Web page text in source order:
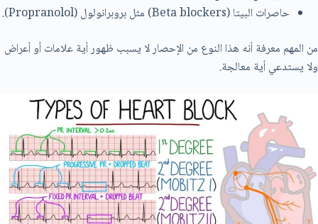
حاصرات البيتا (Beta blockers) مثل بروبرانولول (Propranolol).
من المهم معرفة أنه هذا النوع من الإحصار لا يسبب ظهور أية علامات أو أعراض
ولا يستدعي أية معالجة.